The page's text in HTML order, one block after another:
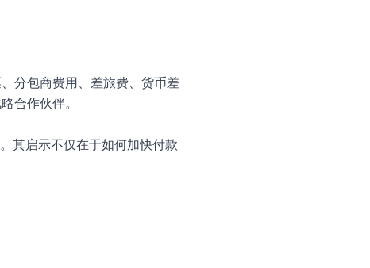
分包商费用、差旅费、货币差
合作伙伴。
其启示不仅在于如何加快付款